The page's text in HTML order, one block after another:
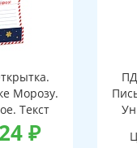
Морозу.
Текст
24₽